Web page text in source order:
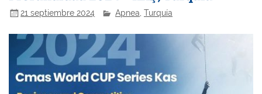
21 septiembre 2024 Apnea ,Turquía